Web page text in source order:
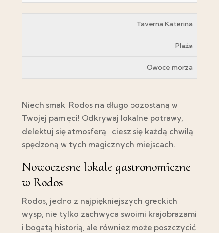
Taverna Katerina
Plaża
Owoce morza
Niech smaki Rodos na długo pozostaną w
Twojej pamięci! Odkrywaj lokalne potrawy,
delektuj się atmosferą i ciesz się każdą chwilą
spędzoną w tych magicznych miejscach.
Nowoczesne lokale gastronomiczne
w Rodos
Rodos, jedno z najpiękniejszych greckich
wysp, nie tylko zachwyca swoimi krajobrazami
i bogatą historią, ale również może poszczycić